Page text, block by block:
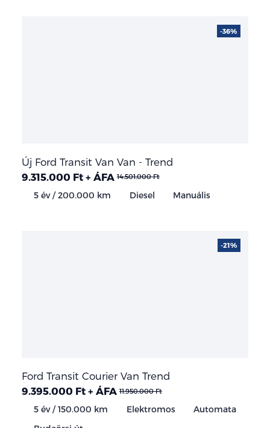
Új Ford Transit Van Van - Trend
9.315.000 Ft + ÁFA 14.501.000 Ft
5 év / 200.000 km Diesel Manuális
-36%
Ford Transit Courier Van Trend
9.395.000 Ft + ÁFA 11.950.000 Ft
5 év / 150.000 km Elektromos
Automata
-21%